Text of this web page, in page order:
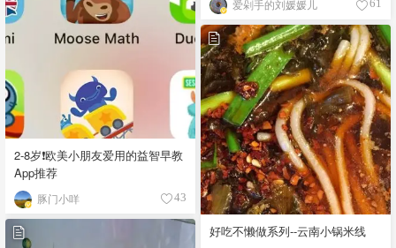
爱剁手的刘媛媛儿 61
2-8岁❗欧美小朋友爱用的益智早教
App推荐
豚门小咩 43
好吃不懒做系列--云南小锅米线